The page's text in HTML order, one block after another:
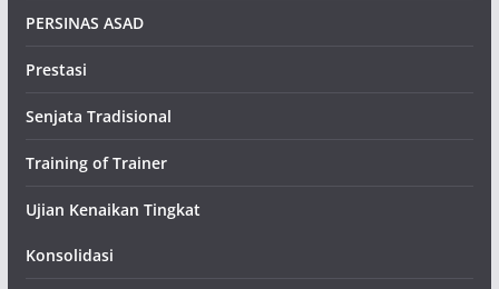
PERSINAS ASAD
Prestasi
Senjata Tradisional
Training of Trainer
Ujian Kenaikan Tingkat
Konsolidasi